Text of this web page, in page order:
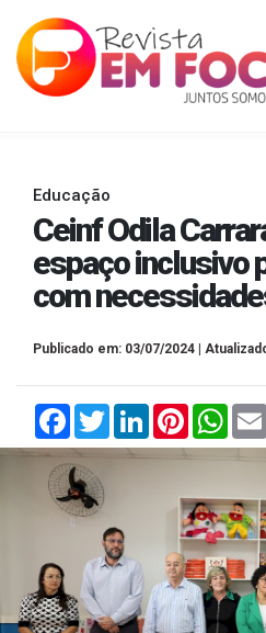
Educação
Ceinf Odila
espaço inclusivo
com
Publicado em: 03/07/2024 |
FacebookTwitterLinkedInPinterest